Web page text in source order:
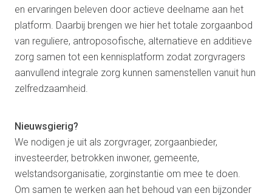
en ervaringen beleven door actieve deelname aan het
platform. Daarbij brengen we hier het totale zorgaanbod
van reguliere, antroposofische, alternatieve en additieve
zorg samen tot een kennisplatform zodat zorgvragers
aanvullend integrale zorg kunnen samenstellen vanuit hun
zelfredzaamheid.
Nieuwsgierig?
We nodigen je uit als zorgvrager, zorgaanbieder,
investeerder, betrokken inwoner, gemeente,
welstandsorganisatie, zorginstantie om mee te doen.
Om samen te werken aan het behoud van een bijzonder